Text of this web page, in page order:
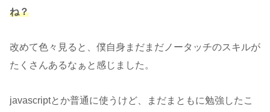
ね？
改めて色々見ると、僕自身まだまだノータッチのスキルが
たくさんあるなぁと感じました。
javascriptとか普通に使うけど、まだまともに勉強したこ